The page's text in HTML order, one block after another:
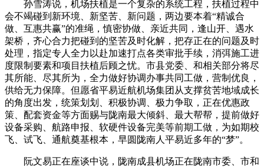
孙雪涛说，机场扶植是一个复杂的系统工程，扶植过程中
会不竭碰到新环境、新坚苦、新问题，两边要本着“精诚合
做、互惠共赢”的准绳，慎密协做、亲近共同，逢山开、遇水
架桥，齐心合力把碰到的坚苦及时化解，把存正在的问题及时
处理，指定专人全力以赴加速打点各类审批手续，消弭施工进
度限制要素和项目扶植后顾之忧。市县党委、和相关部分将尽
其所能、尽其所为，全力做好协调办事共同工做，营制优良，
供给无力保障。但愿省平易近航机场集团从支撑贫苦地域成长
的角度出发，统策划划、积极协调、极力争取，正在优惠政
策、配套资金等方面赐与陇南最大倾斜、最大帮帮，提前做好
设备采购、航路申报、软硬件设备完美等前期工做，为如期校
飞、试飞、通航奠基根本，早圆陇南人平易近多年的“梦”。
阮文易正在座谈中说，陇南成县机场正在陇南市委、市和